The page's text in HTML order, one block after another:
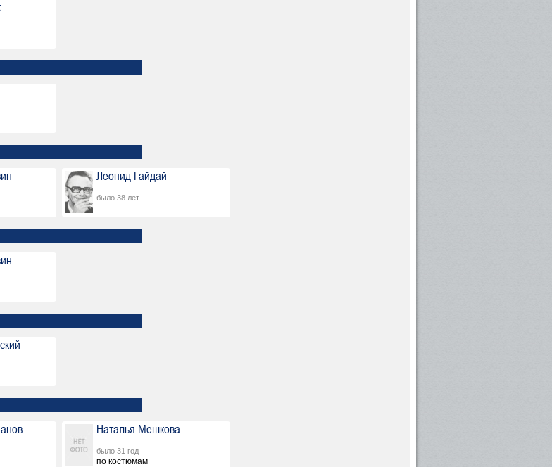
Леонид Гайдай
было 38 лет
Наталья Мешкова
было 31 год
по костюмам